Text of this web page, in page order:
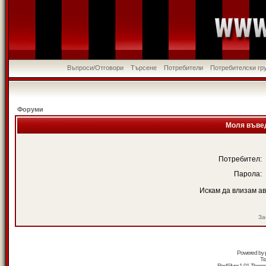
Въпроси/Отговори Търсене Потребители Потребителски
Форуми
Моля
Потребител:
Парола:
Искам да влизам
Powered by